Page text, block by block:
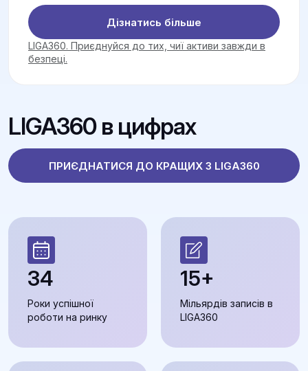
Дізнатись більше
LIGA360. Приєднуйся до тих, чиї активи завжди в
безпеці.
LIGA360 в цифрах
ПРИЄДНАТИСЯ ДО КРАЩИХ З LIGA360
34
Роки успішної
роботи на ринку
15+
Мільярдів записів в
LIGA360